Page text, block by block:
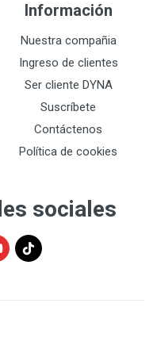
Información
Nuestra compañia
Ingreso de clientes
Ser cliente DYNA
Suscríbete
Contáctenos
Política de cookies
sociales